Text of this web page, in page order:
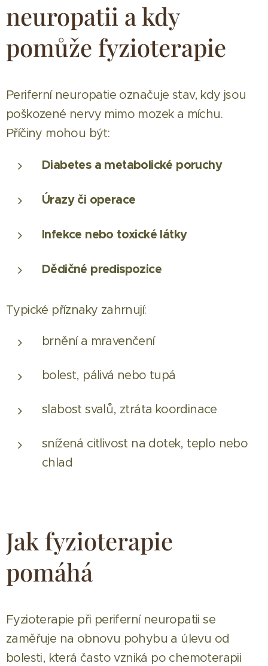
neuropatii a kdy
pomůže fyzioterapie
Periferní neuropatie označuje stav, kdy jsou
poškozené nervy mimo mozek a míchu.
Příčiny mohou být:
Diabetes a metabolické poruchy
Úrazy či operace
Infekce nebo toxické látky
Dědičné predispozice
Typické příznaky zahrnují:
brnění a mravenčení
bolest, pálivá nebo tupá
slabost svalů, ztráta koordinace
snížená citlivost na dotek, teplo nebo
chlad
Jak fyzioterapie
pomáhá
Fyzioterapie při periferní neuropatii se
zaměřuje na obnovu pohybu a úlevu od
bolesti, která často vzniká po chemoterapii